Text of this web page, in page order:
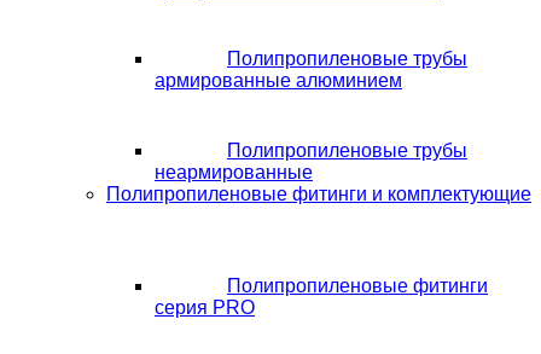
Полипропиленовые трубы
армированные алюминием
Полипропиленовые трубы
неармированные
Полипропиленовые фитинги и комплектующие
Полипропиленовые фитинги
серия PRO